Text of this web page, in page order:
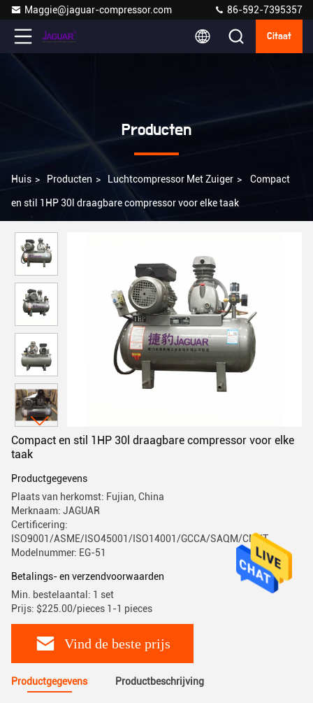
Maggie@jaguar-compressor.com 86-592-7395357
Citaat
Producten
Huis > Producten > Luchtcompressor Met Zuiger > Compact
en stil 1HP 30l draagbare compressor voor elke taak
Compact en stil 1HP 30l draagbare compressor voor elke
taak
Productgegevens
Plaats van herkomst: Fujian, China
Merknaam: JAGUAR
Certificering:
ISO9001/ASME/ISO45001/ISO14001/GCCA/SAQM/CMIIT
Modelnummer: EG-51
Betalings- en verzendvoorwaarden
Min. bestelaantal: 1 set
Prijs: $225.00/pieces 1-1 pieces
Vind de beste prijs
Productgegevens Productbeschrijving